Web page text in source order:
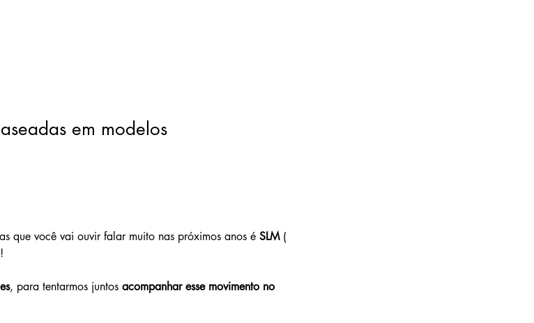
em modelos
que você vai ouvir falar muito nas próximos anos é SLM (
, para tentarmos juntos acompanhar esse movimento no